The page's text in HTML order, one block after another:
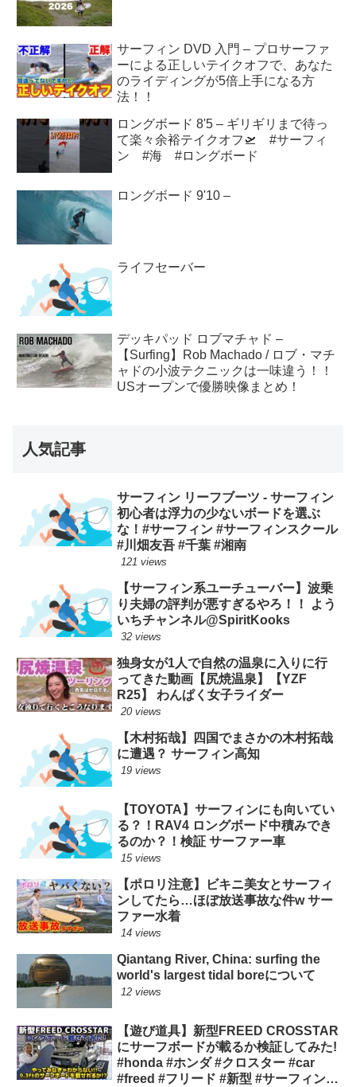
サーフィン DVD 入門 – プロサーファ
ーによる正しいテイクオフで、あなた
のライディングが5倍上手になる方
法！！
ロングボード 8'5 – ギリギリまで待っ
て楽々余裕テイクオフ🛫 #サーフィ
ン #海 #ロングボード
ロングボード 9'10 –
ライフセーバー
デッキパッド ロブマチャド –
【Surfing】Rob Machado / ロブ・マチ
ャドの小波テクニックは一味違う！！
USオープンで優勝映像まとめ！
人気記事
サーフィン リーフブーツ - サーフィン
初心者は浮力の少ないボードを選ぶ
な！#サーフィン #サーフィンスクール
#川畑友吾 #千葉 #湘南
121 views
【サーフィン系ユーチューバー】波乗
り夫婦の評判が悪すぎるやろ！！ よう
いちチャンネル@SpiritKooks
32 views
独身女が1人で自然の温泉に入りに行
ってきた動画【尻焼温泉】【YZF
R25】 わんぱく女子ライダー
20 views
【木村拓哉】四国でまさかの木村拓哉
に遭遇？ サーフィン高知
19 views
【TOYOTA】サーフィンにも向いてい
る？！RAV4 ロングボード中積みでき
るのか？！検証 サーファー車
15 views
【ポロリ注意】ビキニ美女とサーフィ
ンしてたら…ほぼ放送事故な件w サー
ファー水着
14 views
Qiantang River, China: surfing the
world's largest tidal boreについて
12 views
【遊び道具】新型FREED CROSSTAR
にサーフボードが載るか検証してみた!
#honda #ホンダ #クロスター #car
#freed #フリード #新型 #サーフィン